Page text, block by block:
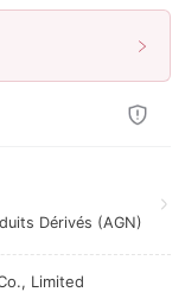
Dérivés (AGN)
Limited